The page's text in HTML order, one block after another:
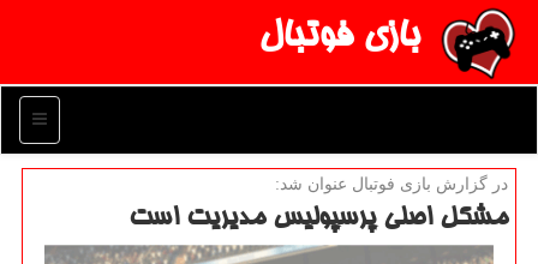
بازی فوتبال
منو
در گزارش بازی فوتبال عنوان شد:
مشكل اصلی پرسپولیس مدیریت است